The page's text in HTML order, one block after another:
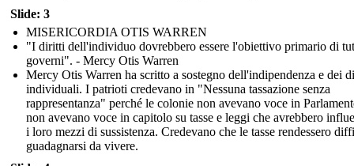
Slide: 3
MISERICORDIA OTIS WARREN
"I diritti dell'individuo dovrebbero essere l'obiettivo primario di
governi". - Mercy Otis Warren
Mercy Otis Warren ha scritto a sostegno dell'indipendenza e dei
individuali. I patrioti credevano in "Nessuna tassazione senza
rappresentanza" perché le colonie non avevano voce in
non avevano voce in capitolo su tasse e leggi che avrebbero
i loro mezzi di sussistenza. Credevano che le tasse rendessero
guadagnarsi da vivere.